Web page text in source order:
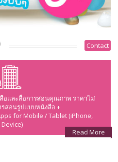
Contact
อและสื่อการสอนคุณภาพ ราคาไม่
สอนรูปแบบหนังสือ +
for Mobile / Tablet (iPhone,
Read More